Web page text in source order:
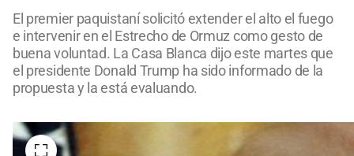
El premier paquistaní solicitó extender el alto el fuego
e intervenir en el Estrecho de Ormuz como gesto de
buena voluntad. La Casa Blanca dijo este martes que
el presidente Donald Trump ha sido informado de la
propuesta y la está evaluando.